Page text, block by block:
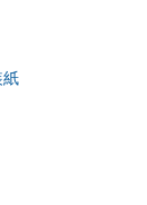
紙